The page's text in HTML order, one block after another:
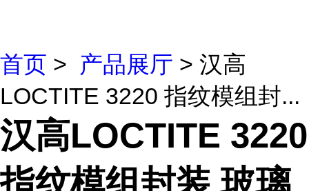
首页 > 产品展厅 > 汉高
LOCTITE 3220 指纹模组封...
汉高LOCTITE 3220
指纹模组封装 玻璃